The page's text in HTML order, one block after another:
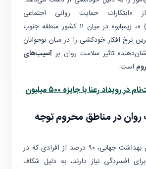
«ابتکارات حمایت روانی اجتماعی
منطقه‌ای(REPSSI) »، زیمبابوه در میان ۱۱ کشور منطقه جنوب
نرخ افکار خودکشی را در میان نوجوانان
تاثیر سلامت روان بر آسیب‌های
است.
آخرین مهلت ثبت‌نام در رویداد رعنا با جایزه ۵۰۰ میلیون
در مناطق محروم توجه
طبق گزارش سازمان بهداشت جهانی، ۹۰ درصد از افرادی که در
افسردگی نیاز دارند، به دلیل شکاف